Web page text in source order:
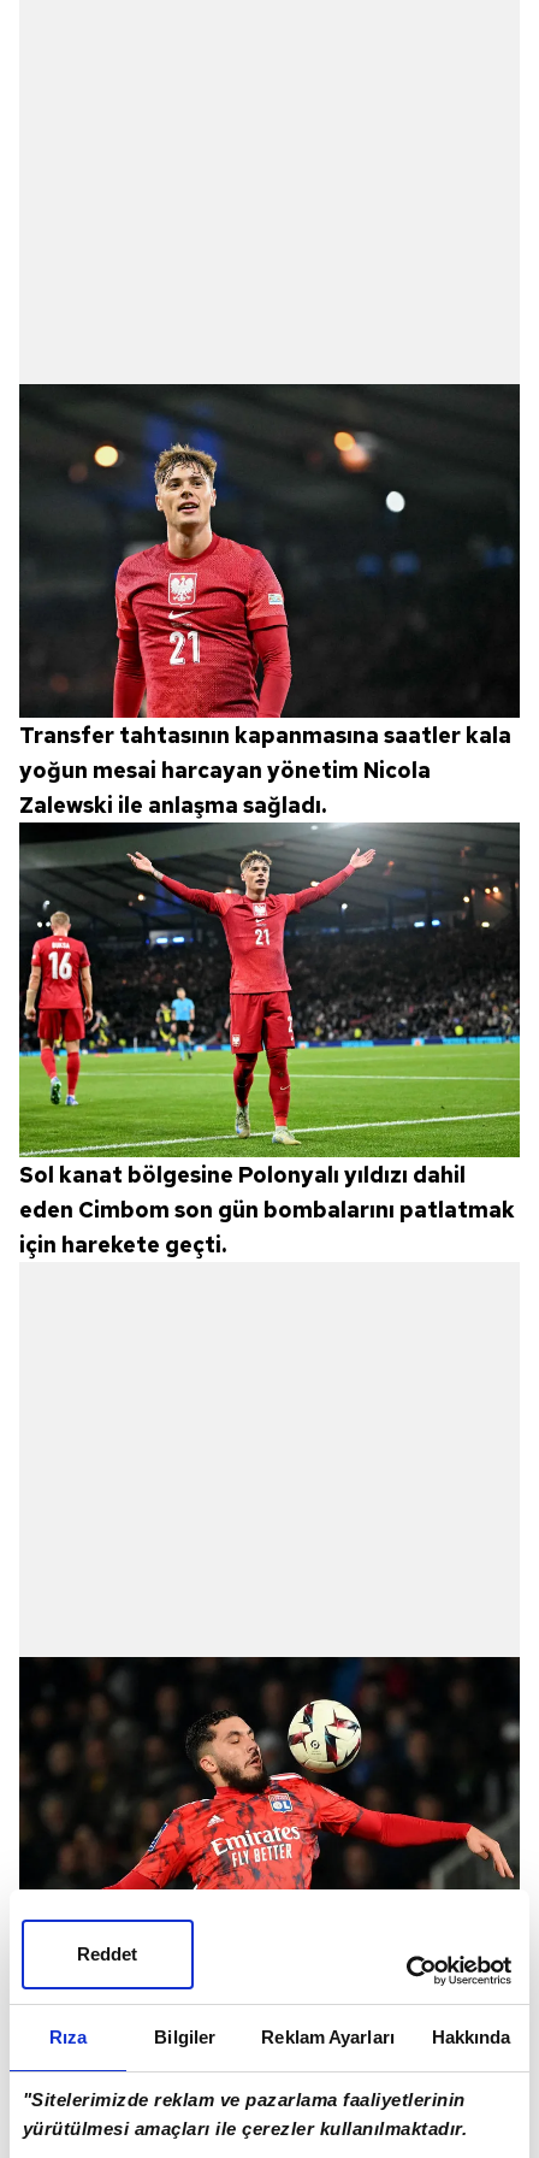
Rıza Bilgiler Reklam Ayarları Hakkında
"Sitelerimizde reklam ve pazarlama faaliyetlerinin
yürütülmesi amaçları ile çerezler kullanılmaktadır.
Reddet
Transfer tahtasının kapanmasına saatler kala
yoğun mesai harcayan yönetim Nicola
Zalewski ile anlaşma sağladı.
Sol kanat bölgesine Polonyalı yıldızı dahil
eden Cimbom son gün bombalarını patlatmak
için harekete geçti.
Transfer görüşmeleri için yurt dışında bulunan
bölgelerinde görev yapan Rayan Cherki'yi
gündemine almıştı.